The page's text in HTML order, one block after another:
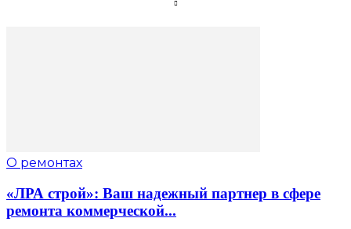
О ремонтах
«ЛРА строй»: Ваш надежный партнер в сфере
ремонта коммерческой...